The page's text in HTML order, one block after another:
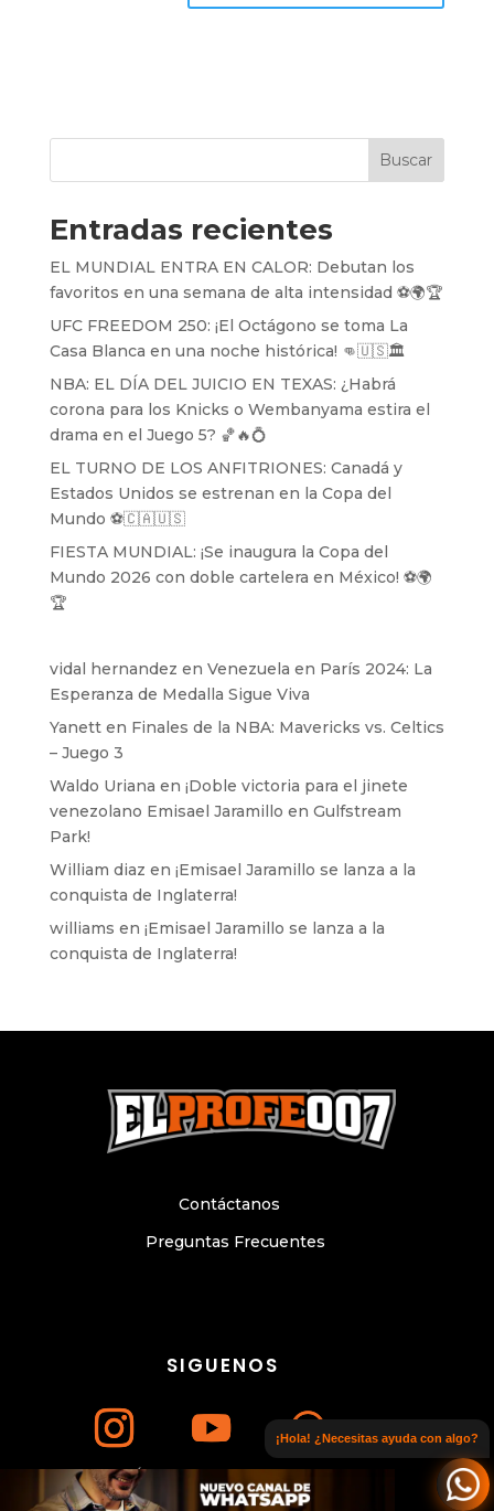
Buscar
Entradas recientes
EL MUNDIAL ENTRA EN CALOR: Debutan los
favoritos en una semana de alta intensidad ⚽️🌍🏆
UFC FREEDOM 250: ¡El Octágono se toma La
Casa Blanca en una noche histórica! 👊🇺🇸🏛️
NBA: EL DÍA DEL JUICIO EN TEXAS: ¿Habrá
corona para los Knicks o Wembanyama estira el
drama en el Juego 5? 🏀🔥💍
EL TURNO DE LOS ANFITRIONES: Canadá y
Estados Unidos se estrenan en la Copa del
Mundo ⚽️🇨🇦🇺🇸
FIESTA MUNDIAL: ¡Se inaugura la Copa del
Mundo 2026 con doble cartelera en México! ⚽️🌍
🏆
vidal hernandez en Venezuela en París 2024: La
Esperanza de Medalla Sigue Viva
Yanetten Finales de la NBA: Mavericks vs. Celtics
– Juego 3
Waldo Uriana en ¡Doble victoria para el jinete
venezolano Emisael Jaramillo en Gulfstream
Park!
William diaz en ¡Emisael Jaramillo se lanza a la
conquista de Inglaterra!
williams en ¡Emisael Jaramillo se lanza a la
conquista de Inglaterra!
SIGUENOS
Únete a nuestro canal de WhatsApp
Preguntas Frecuentes
Contáctanos
© Copyright 2024. Todos los derechos
¡Hola! ¿Necesitas ayuda con algo?